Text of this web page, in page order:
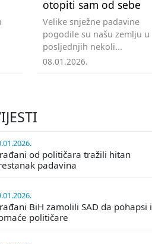
otopiti sam od sebe
Velike snježne padavine
pogodile su našu zemlju u
posljednjih nekoli...
08.01.2026.
od političara tražili hitan
padavina
BiH zamolili SAD da pohapsi i
političare